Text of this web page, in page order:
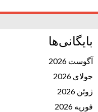
بایگانی‌ها
آگوست 2026
جولای 2026
ژوئن 2026
فوریه 2026